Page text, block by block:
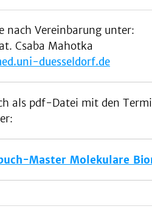
nach Vereinbarung unter:
Csaba Mahotka
duesseldorf.de
als pdf-Datei mit den
Master Molekulare